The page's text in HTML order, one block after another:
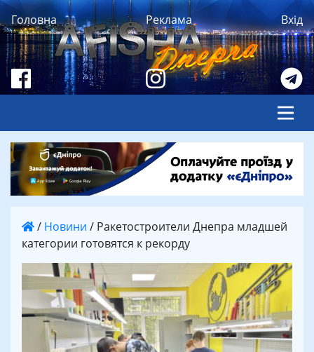
Головна Реклама Вхід
/ Новини / Ракетостроители Днепра младшей
категории готовятся к рекорду